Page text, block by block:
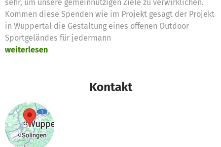
sehr, um unsere gemeinnützigen Ziele zu verwirklichen.
Kommen diese Spenden wie im Projekt gesagt der Projekt
in Wuppertal die Gestaltung eines offenen Outdoor
Sportgeländes für jedermann
weiterlesen
Kontakt